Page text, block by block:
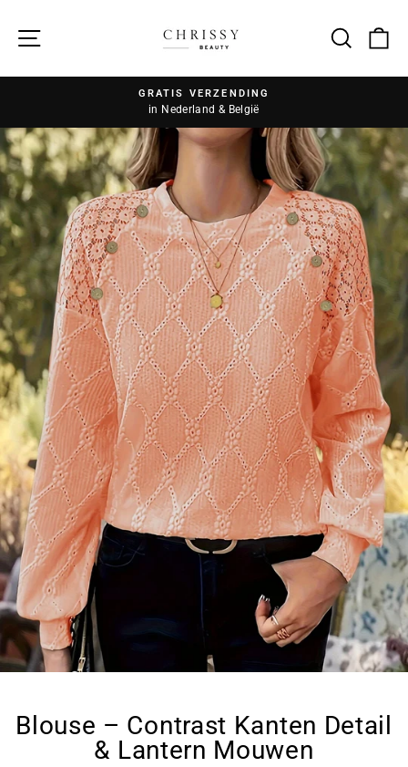
Zoek
GRATIS VERZENDING
in Nederland & België
Blouse – Contrast Kanten Detail
& Lantern Mouwen